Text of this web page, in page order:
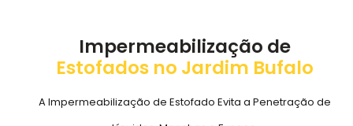
Impermeabilização de
Estofados no Jardim Bufalo
A Impermeabilização de Estofado Evita a Penetração de